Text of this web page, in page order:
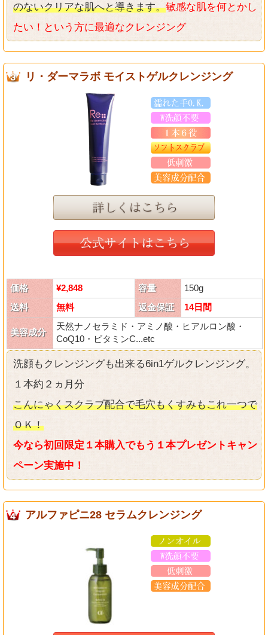
のないクリアな肌へと導きます。敏感な肌を何とかし
たい！という方に最適なクレンジング
リ・ダーマラボ モイストゲルクレンジング
価格 ¥2,848 容量
150g
送料
無料 返金保証 14日間
美容成分
天然ナノセラミド・アミノ酸・ヒアルロン酸・
CoQ10・ビタミンC...etc
洗顔もクレンジングも出来る6in1ゲルクレンジング。
１本約２ヵ月分
こんにゃくスクラブ配合で毛穴もくすみもこれ一つで
ＯＫ！
今なら初回限定１本購入でもう１本プレゼントキャン
ペーン実施中！
アルファピニ28 セラムクレンジング